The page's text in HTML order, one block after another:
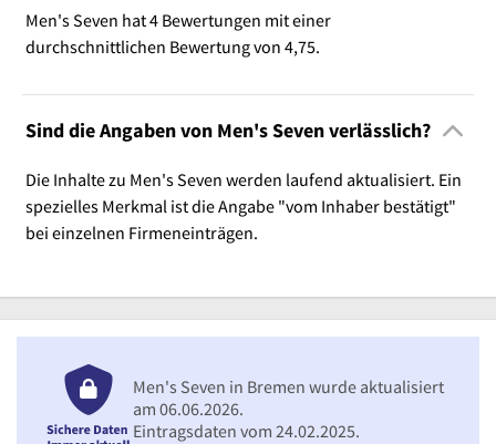
Men's Seven hat 4 Bewertungen mit einer
durchschnittlichen Bewertung von 4,75.
Sind die Angaben von Men's Seven verlässlich?
Die Inhalte zu Men's Seven werden laufend aktualisiert. Ein
spezielles Merkmal ist die Angabe "vom Inhaber bestätigt"
bei einzelnen Firmeneinträgen.
Men's Seven in Bremen wurde aktualisiert
am 06.06.2026.
Eintragsdaten vom 24.02.2025.